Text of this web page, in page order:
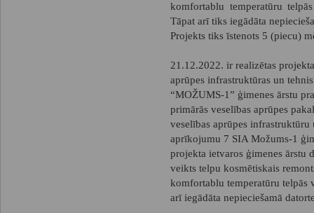
komfortablu temperatūru
Tāpat arī tiks iegādāta
Projekts tiks īstenots 5 (piecu)
21.12.2022. ir realizētas
aprūpes infrastruktūras un
“MOŽUMS-1” ģimenes ārstu
primārās veselības aprūpes
veselības aprūpes
aprīkojumu 7 SIA Možums-1
projekta ietvaros ģimenes
veikts telpu kosmētiskais
komfortablu temperatūru telpās
arī iegādāta nepieciešamā